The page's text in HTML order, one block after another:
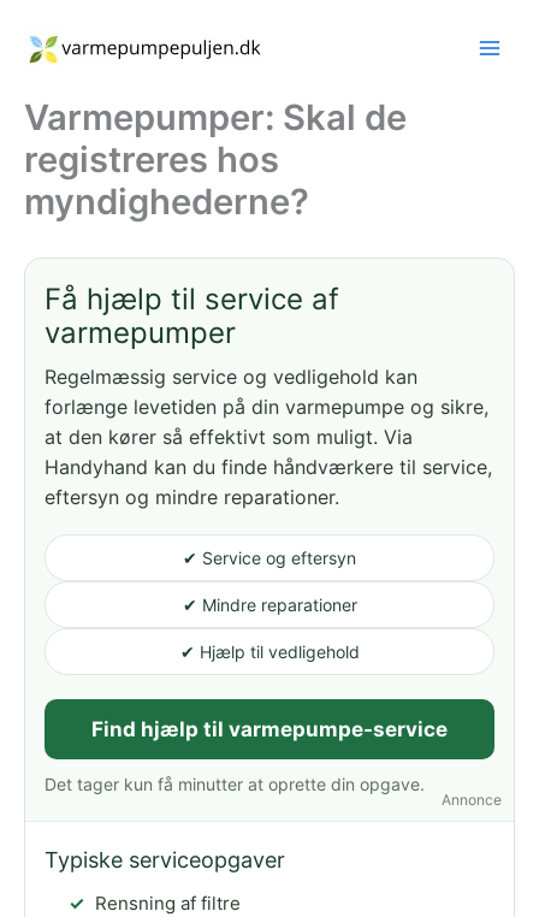
indholdet
Varmepumper: Skal de
registreres hos
myndighederne?
Annonce
Få hjælp til service af
varmepumper
Regelmæssig service og vedligehold kan
forlænge levetiden på din varmepumpe og sikre,
at den kører så effektivt som muligt. Via
Handyhand kan du finde håndværkere til service,
eftersyn og mindre reparationer.
✔ Service og eftersyn
✔ Mindre reparationer
✔ Hjælp til vedligehold
Find hjælp til varmepumpe-service
Det tager kun få minutter at oprette din opgave.
Typiske serviceopgaver
Rensning af filtre